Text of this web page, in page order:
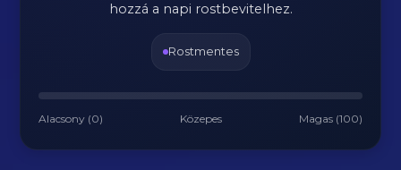
hozzá a napi rostbevitelhez.
Rostmentes
Alacsony (0) Közepes Magas (100)